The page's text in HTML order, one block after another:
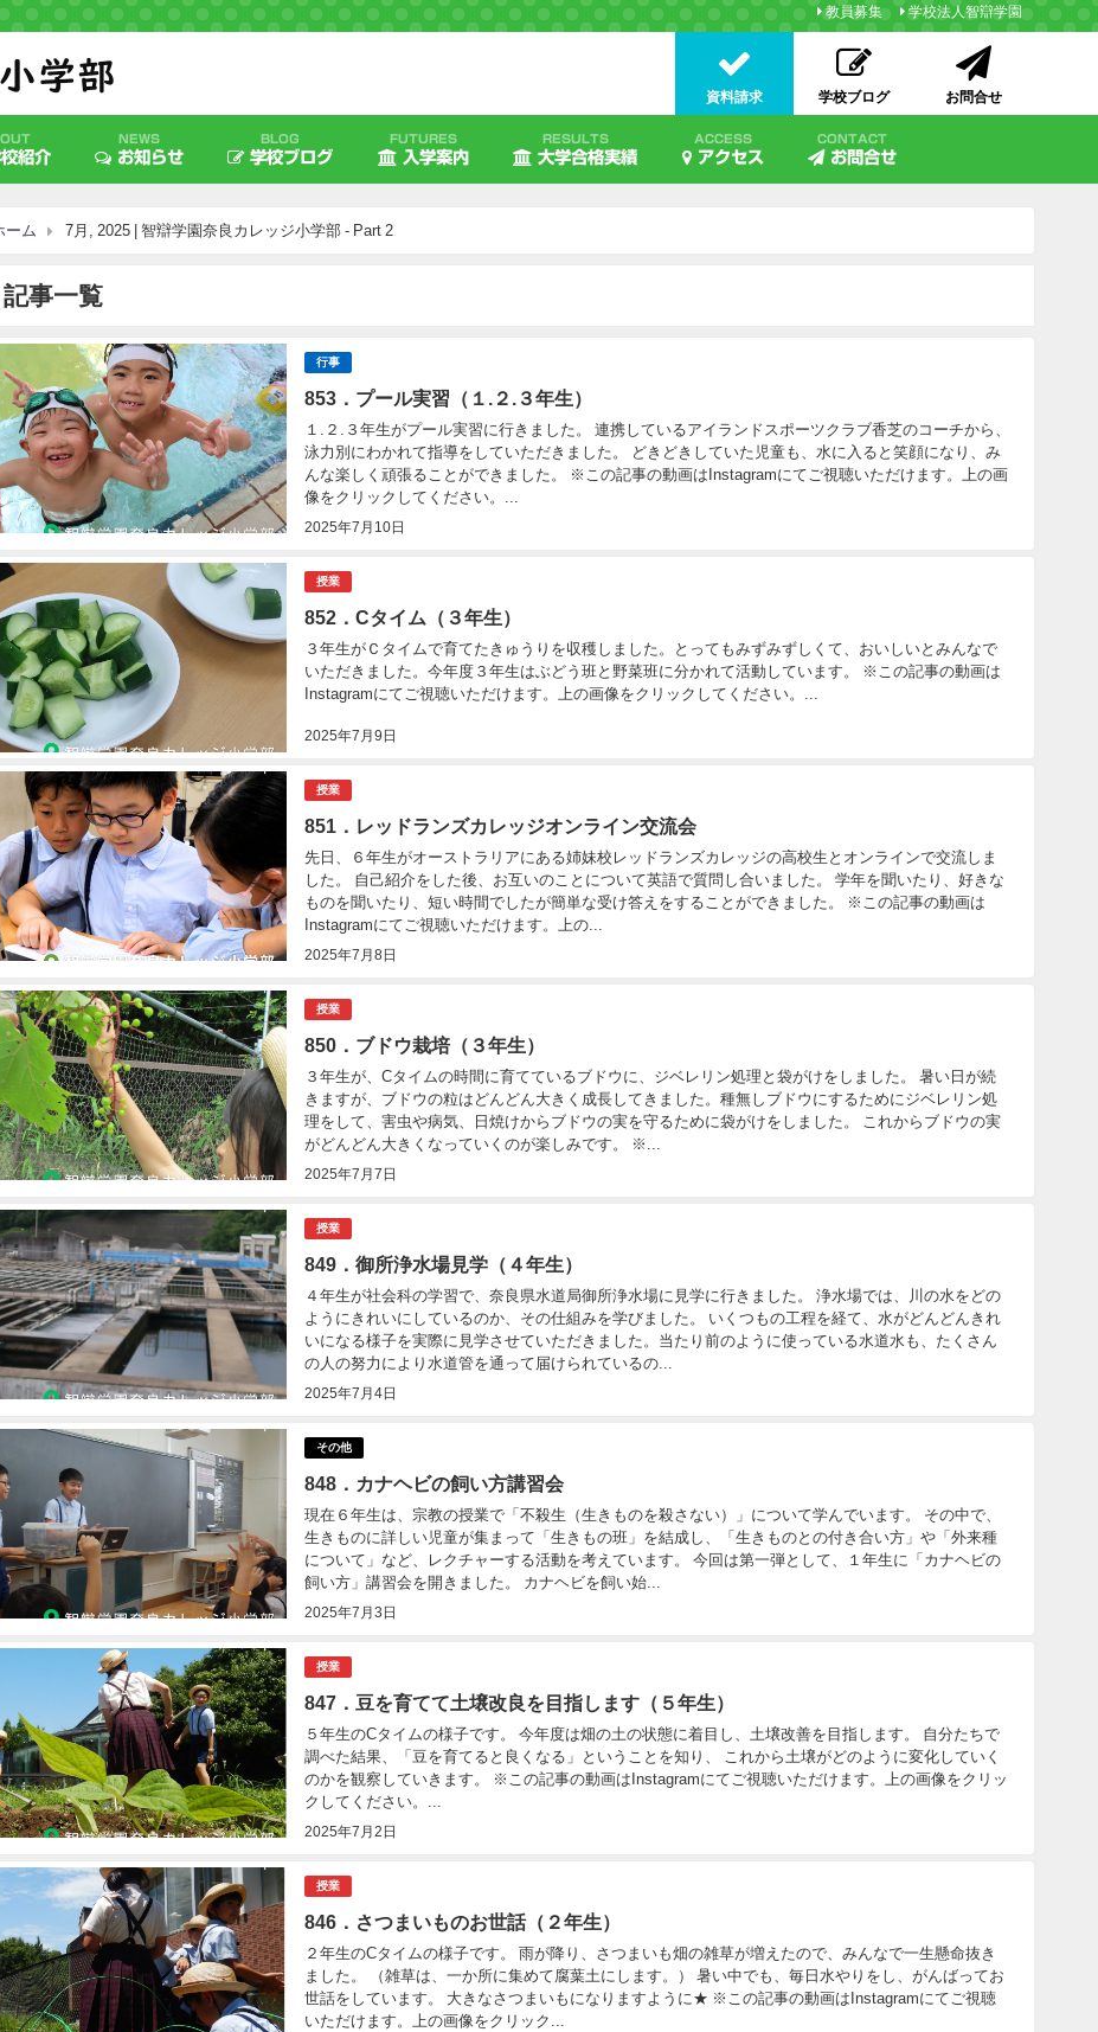
教員募集 学校法人智辯学園
資料請求 学校ブログ お問合せ
紹介
NEWS
お知らせ
BLOG
学校ブログ
FUTURES
入学案内
RESULTS
大学合格実績
ACCESS
アクセス
CONTACT
お問合せ
ーム 7月, 2025 | 智辯学園奈良カレッジ小学部 - Part 2
記事一覧
行事
853．プール実習（１.２.３年生）
2025年7月10日
１.２.３年生がプール実習に行きました。 連携しているアイランドスポーツクラブ香芝のコーチから、
泳力別にわかれて指導をしていただきました。 どきどきしていた児童も、水に入ると笑顔になり、み
んな楽しく頑張ることができました。 ※この記事の動画はInstagramにてご視聴いただけます。上の画
像をクリックしてください。...
授業
852．Cタイム（３年生）
2025年7月9日
３年生がＣタイムで育てたきゅうりを収穫しました。とってもみずみずしくて、おいしいとみんなで
いただきました。今年度３年生はぶどう班と野菜班に分かれて活動しています。 ※この記事の動画は
Instagramにてご視聴いただけます。上の画像をクリックしてください。...
授業
851．レッドランズカレッジオンライン交流会
2025年7月8日
先日、６年生がオーストラリアにある姉妹校レッドランズカレッジの高校生とオンラインで交流しま
した。 自己紹介をした後、お互いのことについて英語で質問し合いました。 学年を聞いたり、好きな
ものを聞いたり、短い時間でしたが簡単な受け答えをすることができました。 ※この記事の動画は
Instagramにてご視聴いただけます。上の...
授業
850．ブドウ栽培（３年生）
2025年7月7日
３年生が、Cタイムの時間に育てているブドウに、ジベレリン処理と袋がけをしました。 暑い日が続
きますが、ブドウの粒はどんどん大きく成長してきました。種無しブドウにするためにジベレリン処
理をして、害虫や病気、日焼けからブドウの実を守るために袋がけをしました。 これからブドウの実
がどんどん大きくなっていくのが楽しみです。 ※...
授業
849．御所浄水場見学（４年生）
2025年7月4日
４年生が社会科の学習で、奈良県水道局御所浄水場に見学に行きました。 浄水場では、川の水をどの
ようにきれいにしているのか、その仕組みを学びました。 いくつもの工程を経て、水がどんどんきれ
いになる様子を実際に見学させていただきました。当たり前のように使っている水道水も、たくさん
の人の努力により水道管を通って届けられているの...
その他
848．カナヘビの飼い方講習会
2025年7月3日
現在６年生は、宗教の授業で「不殺生（生きものを殺さない）」について学んでいます。 その中で、
生きものに詳しい児童が集まって「生きもの班」を結成し、「生きものとの付き合い方」や「外来種
について」など、レクチャーする活動を考えています。 今回は第一弾として、１年生に「カナヘビの
飼い方」講習会を開きました。 カナヘビを飼い始...
授業
847．豆を育てて土壌改良を目指します（５年生）
2025年7月2日
５年生のCタイムの様子です。 今年度は畑の土の状態に着目し、土壌改善を目指します。 自分たちで
調べた結果、「豆を育てると良くなる」ということを知り、 これから土壌がどのように変化していく
のかを観察していきます。 ※この記事の動画はInstagramにてご視聴いただけます。上の画像をクリッ
クしてください。...
授業
846．さつまいものお世話（２年生）
２年生のCタイムの様子です。 雨が降り、さつまいも畑の雑草が増えたので、みんなで一生懸命抜き
ました。 （雑草は、一か所に集めて腐葉土にします。） 暑い中でも、毎日水やりをし、がんばってお
世話をしています。 大きなさつまいもになりますように★ ※この記事の動画はInstagramにてご視聴
いただけます。上の画像をクリック...